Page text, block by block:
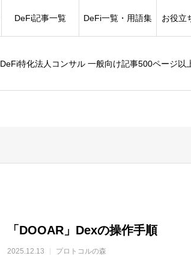
DeFi特化法人コンサル 一般向け記事500ページ以
DeFi記事一覧 DeFi一覧・用語集 お役立
「DOOAR」Dexの操作手順
2025.12.13 プロトコルの森